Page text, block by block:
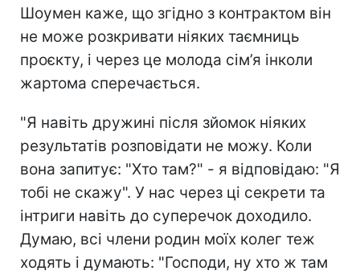
Шоумен каже, що згідно з контрактом він
не може розкривати ніяких таємниць
проєкту, і через це молода сім’я інколи
жартома сперечається.
"Я навіть дружині після зйомок ніяких
результатів розповідати не можу. Коли
вона запитує: "Хто там?" - я відповідаю: "Я
тобі не скажу". У нас через ці секрети та
інтриги навіть до суперечок доходило.
Думаю, всі члени родин моїх колег теж
ходять і думають: "Господи, ну хто ж там